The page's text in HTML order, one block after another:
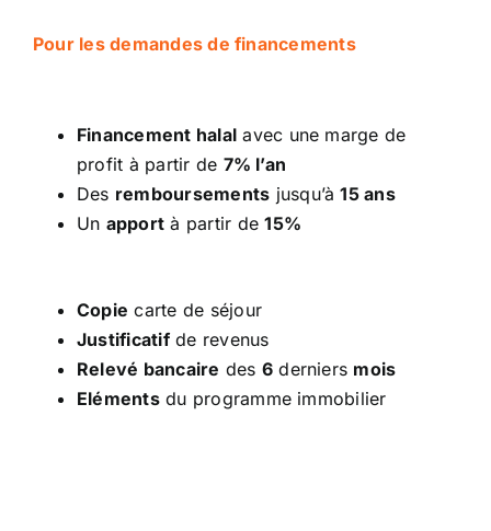
Pour les demandes de financements
Financement halal avec une marge de
profit à partir de 7% l’an
Des remboursements jusqu’à15 ans
Un apport à partir de15%
Copie carte de séjour
Justificatifde revenus
Relevé bancaire des 6 derniers mois
Elémentsdu programme immobilier